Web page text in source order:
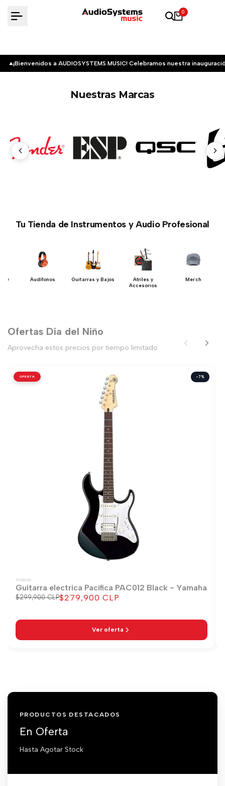
0
¡Bienvenidos a AUDIOSYSTEMS MUSIC! Celebramos nuestra
Nuestras Marcas
Tu Tienda de Instrumentos y Audio Profesional
y
Audífonos Guitarras y Bajos
Atriles y
Accesorios
Merch
Ofertas Día del Niño
Aprovecha estos precios por tiempo limitado
OFERTA -7%
YAMAHA
Guitarra electrica Pacifica PAC012 Black - Yamaha
Precio
$299,900 CLPPrecio
$279,900 CLP
Ver oferta
PRODUCTOS DESTACADOS
En Oferta
Hasta Agotar Stock